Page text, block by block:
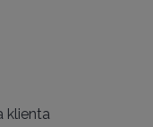
klienta